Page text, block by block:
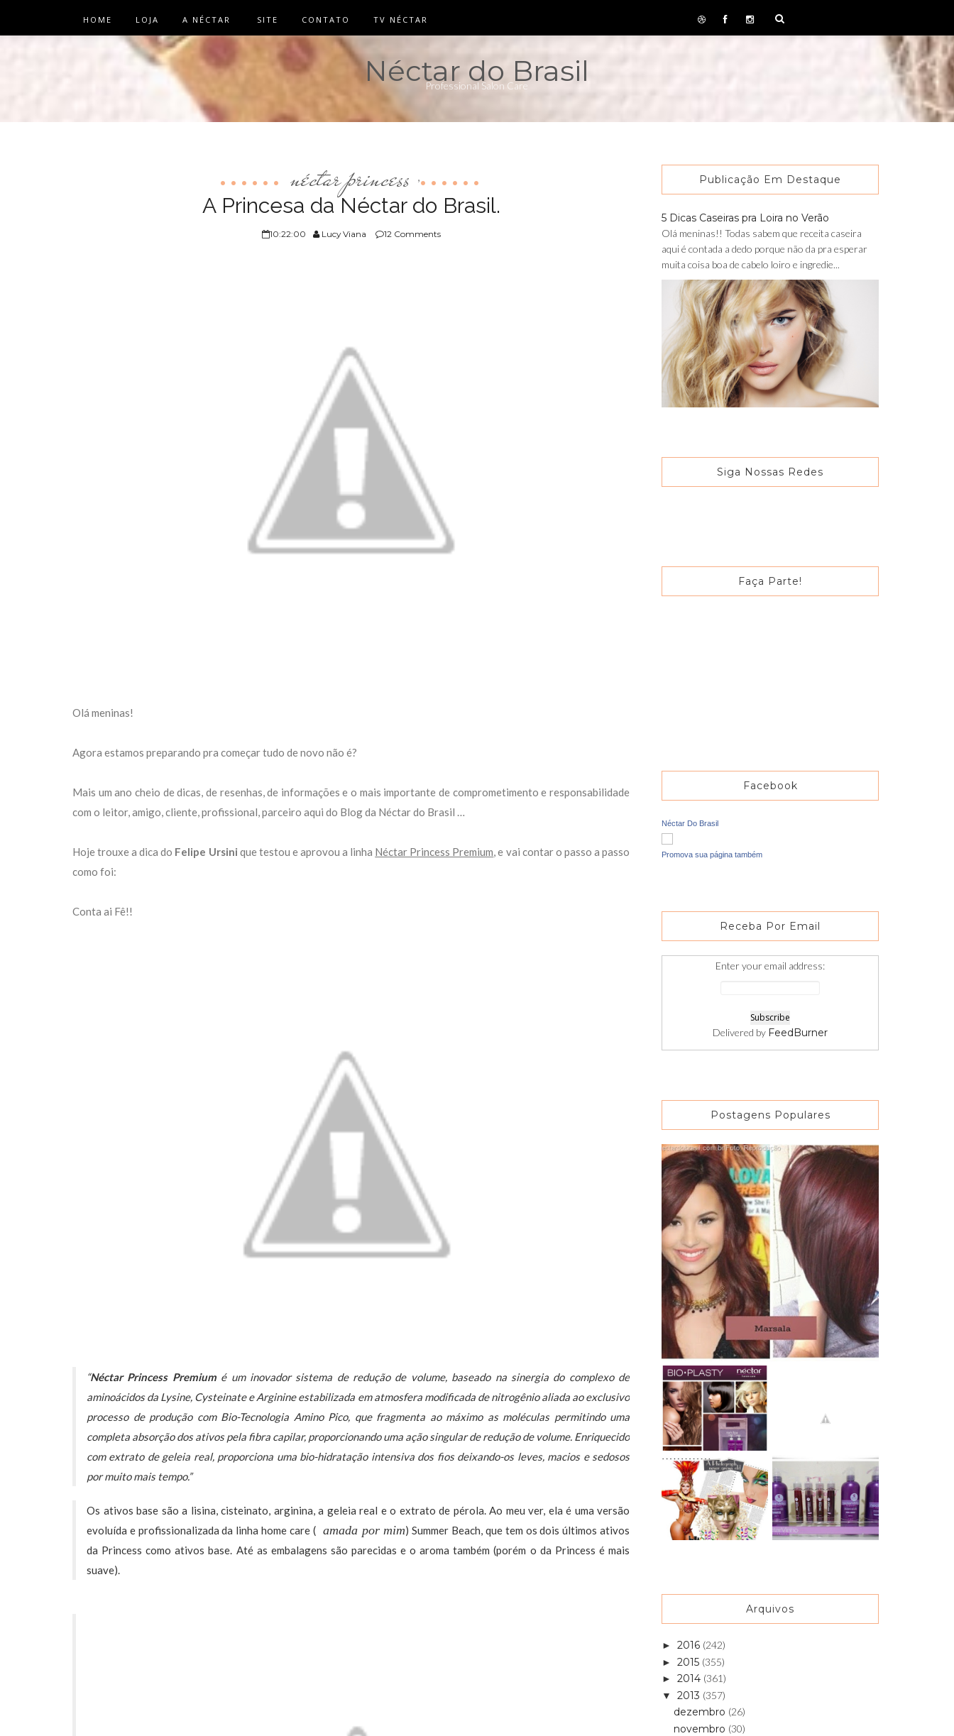
HOME LOJA A NÉCTAR SITE CONTATO TV NÉCTAR
Néctar do Brasil
Professional Salon Care
néctar princess ,
A Princesa da Néctar do Brasil.
10:22:00 Lucy Viana 12 Comments
Olá meninas!
Agora estamos preparando pra começar tudo de novo não é?
Mais um ano cheio de dicas, de resenhas, de informações e o mais importante de comprometimento e responsabilidade
com o leitor, amigo, cliente, profissional, parceiro aqui do Blog da Néctar do Brasil …
Hoje trouxe a dica do Felipe Ursini que testou e aprovou a linha Néctar Princess Premium, e vai contar o passo a passo
como foi:
Conta ai Fê!!
“Néctar Princess Premiumé um inovador sistema de redução de volume, baseado na sinergia do complexo de
aminoácidos da Lysine, Cysteinate e Arginine estabilizada em atmosfera modificada de nitrogênio aliada ao exclusivo
processo de produção com Bio-Tecnologia Amino Pico, que fragmenta ao máximo as moléculas permitindo uma
completa absorção dos ativos pela fibra capilar, proporcionando uma ação singular de redução de volume. Enriquecido
com extrato de geleia real, proporciona uma bio-hidratação intensiva dos fios deixando-os leves, macios e sedosos
por muito mais tempo.”
Os ativos base são a lisina, cisteinato, arginina, a geleia real e o extrato de pérola. Ao meu ver, ela é uma versão
evoluída e profissionalizada da linha home care ( amada por mim) Summer Beach, que tem os dois últimos ativos
da Princess como ativos base. Até as embalagens são parecidas e o aroma também (porém o da Princess é mais
suave).
Publicação Em Destaque
5 Dicas Caseiras pra Loira no Verão
Olá meninas!! Todas sabem que receita caseira
aqui é contada a dedo porque não da pra esperar
muita coisa boa de cabelo loiro e ingredie...
Siga Nossas Redes
Faça Parte!
Facebook
Néctar Do Brasil
Promova sua página também
Receba Por Email
Enter your email address:
Delivered by FeedBurner
Postagens Populares
Arquivos
► 2016 (242)
► 2015 (355)
► 2014 (361)
▼ 2013 (357)
dezembro (26)
novembro (30)